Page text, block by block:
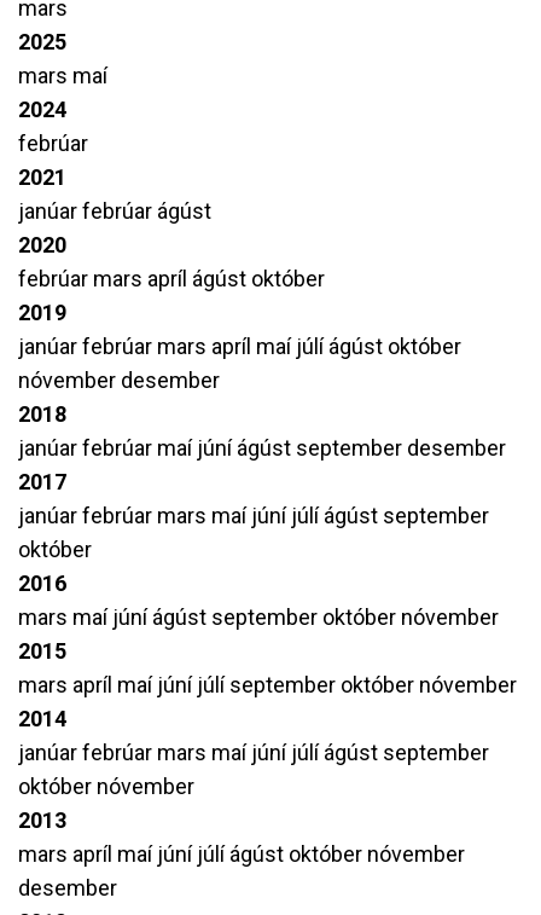
mars
2025
mars maí
2024
febrúar
2021
janúarfebrúar ágúst
2020
febrúar mars apríl ágúst október
2019
janúarfebrúar mars apríl maí júlíágúst október
nóvember desember
2018
janúarfebrúar maí júníágúst september desember
2017
janúarfebrúar mars maí júní júlíágúst september
október
2016
mars maí júníágúst september október nóvember
2015
mars apríl maí júní júlíseptember október nóvember
2014
janúarfebrúar mars maí júní júlíágúst september
október nóvember
2013
mars apríl maí júní júlíágúst október nóvember
desember